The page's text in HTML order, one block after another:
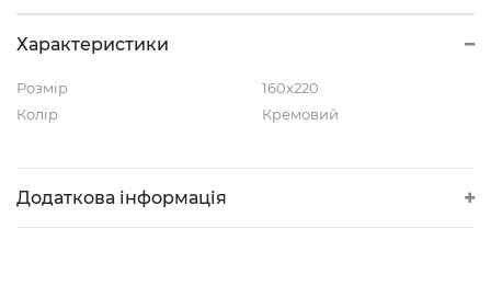
Характеристики
Розмір
160x220
Колір
Кремовий
Додаткова інформація